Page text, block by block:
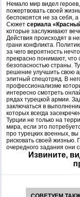
Немало мир видел
пожертвовать своей
беспокоятся не за себя,
Сюжет сериала
которые заслуживают
Действия происходят в
грани конфликта.
за чего вероятность
прекрасно понимают, что
безопасностью страны.
решение улучшить свою
элитный спецотряд. В
профессионализме
интересно смотреть
рядах турецкой армии.
заключаться в
которых всегда
Турции не только на
мира, если это
про турецких военных,
рисковать своей жизнью.
очередного задания они
Извините,